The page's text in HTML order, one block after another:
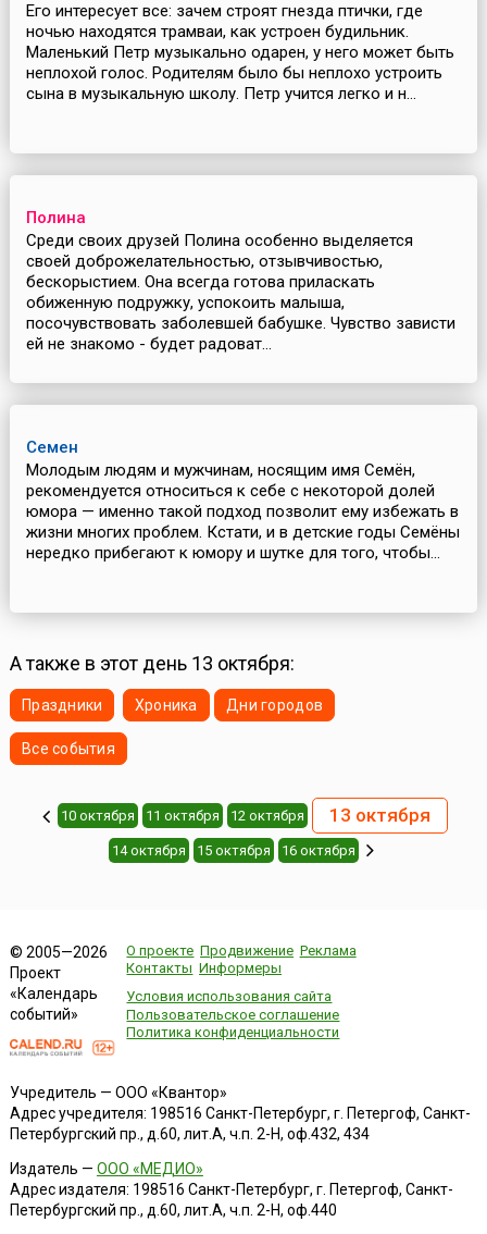
Его интересует все: зачем строят гнезда птички, где
ночью находятся трамваи, как устроен будильник.
Маленький Петр музыкально одарен, у него может быть
неплохой голос. Родителям было бы неплохо устроить
сына в музыкальную школу. Петр учится легко и н...
Полина
Среди своих друзей Полина особенно выделяется
своей доброжелательностью, отзывчивостью,
бескорыстием. Она всегда готова приласкать
обиженную подружку, успокоить малыша,
посочувствовать заболевшей бабушке. Чувство зависти
ей не знакомо - будет радоват...
Семен
Молодым людям и мужчинам, носящим имя Семён,
рекомендуется относиться к себе с некоторой долей
юмора — именно такой подход позволит ему избежать в
жизни многих проблем. Кстати, и в детские годы Семёны
нередко прибегают к юмору и шутке для того, чтобы...
А также в этот день 13 октября:
Праздники Хроника Дни городов
Все события
10 октября 11 октября 12 октября 13 октября
14 октября 15 октября 16 октября
© 2005—2026
Проект
«Календарь
событий»
О проекте Продвижение Реклама
Контакты Информеры
Условия использования сайта
Пользовательское соглашение
Политика конфиденциальности
Учредитель — ООО «Квантор»
Адрес учредителя: 198516 Санкт-Петербург, г. Петергоф, Санкт-
Петербургский пр., д.60, лит.А, ч.п. 2-Н, оф.432, 434
Издатель — ООО «МЕДИО»
Адрес издателя: 198516 Санкт-Петербург, г. Петергоф, Санкт-
Петербургский пр., д.60, лит.А, ч.п. 2-Н, оф.440